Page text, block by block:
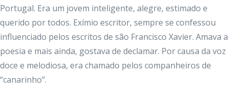
Portugal. Era um jovem inteligente, alegre, estimado e
querido por todos. Exímio escritor, sempre se confessou
influenciado pelos escritos de são Francisco Xavier. Amava a
poesia e mais ainda, gostava de declamar. Por causa da voz
doce e melodiosa, era chamado pelos companheiros de
“canarinho”.